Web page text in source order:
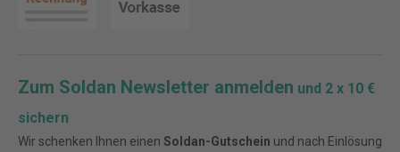
Zum Soldan Newsletter anmelden und 2 x 10 €
sichern
Wir schenken Ihnen einen Soldan-Gutschein und nach Einlösung